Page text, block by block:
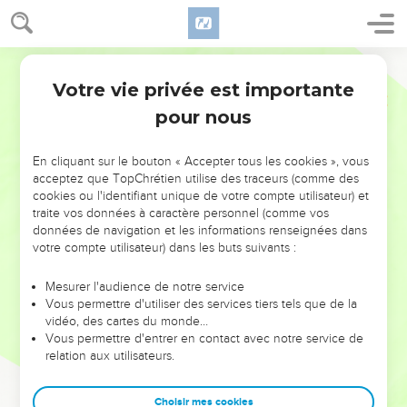
NE MANQUEZ PAS L’ÉVÉNEMENT
DE L’ANNÉE !
ET SI LEURS ERREURS POUVAIENT VOUS ÉVITER LES
VOTRES ?
leur foi ou leur vision. Mais on voit moins les doutes, les erreurs
et les saisons difficiles qu'ils ont traversés, alors même que ce
sont elles qui les ont façonnés.
Dans cette conférence, leaders, entrepreneurs, et responsables
clés pour avancer avec plus de sagesse afin que leurs erreurs
Votre vie privée est importante
pour nous
En cliquant sur le bouton « Accepter tous les cookies », vous
acceptez que TopChrétien utilise des traceurs (comme des
cookies ou l'identifiant unique de votre compte utilisateur) et
traite vos données à caractère personnel (comme vos
données de navigation et les informations renseignées dans
votre compte utilisateur) dans les buts suivants :
Mesurer l'audience de notre service
Vous permettre d'utiliser des services tiers tels que de la
vidéo, des cartes du monde…
Vous permettre d'entrer en contact avec notre service de
relation aux utilisateurs.
Choisir mes cookies